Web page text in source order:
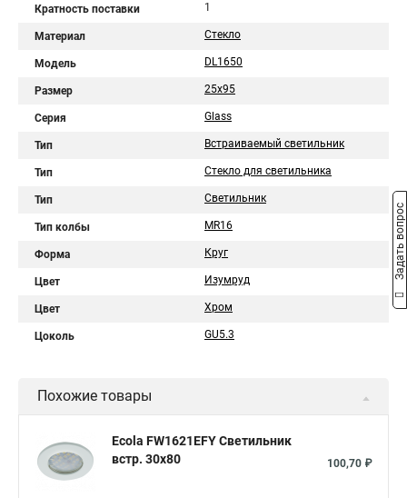
Кратность поставки 1
Материал Стекло
Модель DL1650
Размер 25x95
Серия Glass
Тип Встраиваемый светильник
Тип Стекло для светильника
Тип Светильник
Тип колбы MR16
Форма Круг
Цвет Изумруд
Цвет Хром
Цоколь GU5.3
Похожие товары
Ecola FW1621EFY Светильник
встр. 30x80
100,70 ₽
Задать вопрос